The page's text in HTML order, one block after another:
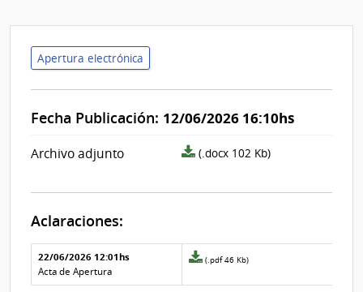
Apertura electrónica
Fecha Publicación: 12/06/2026 16:10hs
Archivo adjunto
archivo
(.docx 102 Kb)
Aclaraciones:
Aclaraciones del llamado
Fecha y
texto de
la
Archivo
de la
22/06/2026 12:01hs
Acta de Apertura
Archivo
de
(.pdf 46 Kb)